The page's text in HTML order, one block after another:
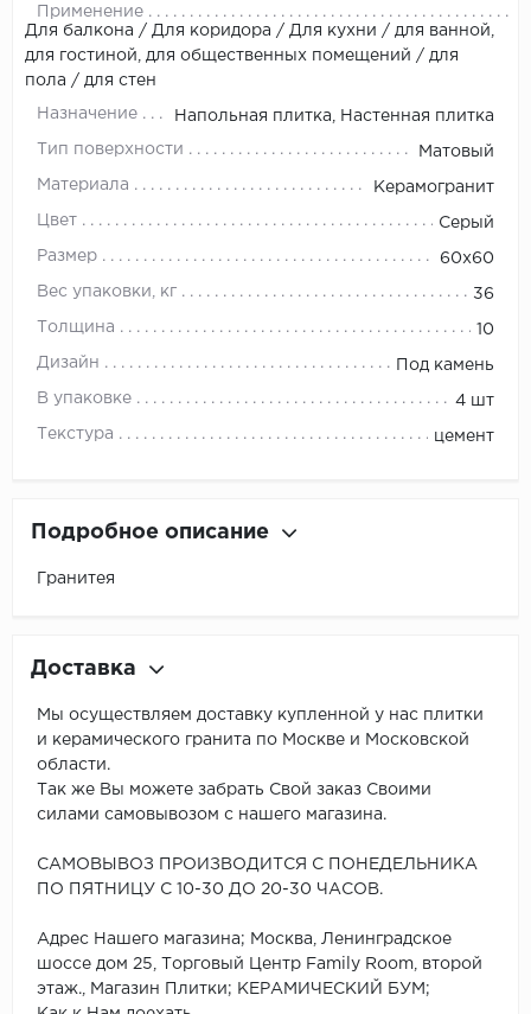
Применение
Для балкона / Для коридора / Для кухни / для ванной,
для гостиной, для общественных помещений / для
пола / для стен
Назначение Напольная плитка, Настенная плитка
Тип поверхности Матовый
Материала Керамогранит
Цвет Серый
Размер 60х60
Вес упаковки, кг 36
Толщина 10
Дизайн Под камень
В упаковке 4 шт
Текстура цемент
Подробное описание
Гранитея
Доставка
Мы осуществляем доставку купленной у нас плитки
и керамического гранита по Москве и Московской
области.
Так же Вы можете забрать Свой заказ Своими
силами самовывозом с нашего магазина.
САМОВЫВОЗ ПРОИЗВОДИТСЯ С ПОНЕДЕЛЬНИКА
ПО ПЯТНИЦУ С 10-30 ДО 20-30 ЧАСОВ.
Адрес Нашего магазина; Москва, Ленинградское
шоссе дом 25, Торговый Центр Family Room, второй
этаж., Магазин Плитки; КЕРАМИЧЕСКИЙ БУМ;